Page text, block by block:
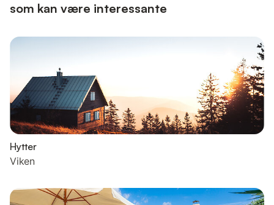
som kan være interessante
Hytter
Viken